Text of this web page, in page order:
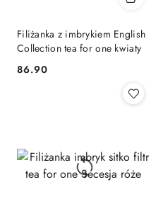
Filiżanka z imbrykiem English
Collection tea for one kwiaty
Cena:
86.90